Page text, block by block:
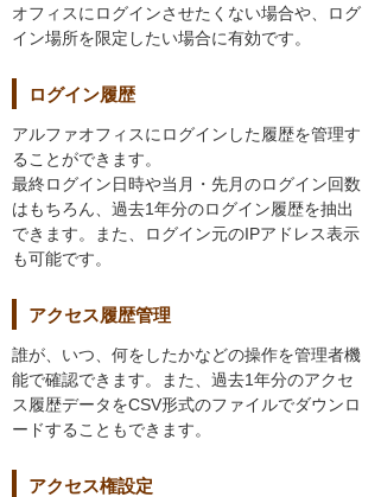
オフィスにログインさせたくない場合や、ログ
イン場所を限定したい場合に有効です。
ログイン履歴
アルファオフィスにログインした履歴を管理す
ることができます。
最終ログイン日時や当月・先月のログイン回数
はもちろん、過去1年分のログイン履歴を抽出
できます。また、ログイン元のIPアドレス表示
も可能です。
アクセス履歴管理
誰が、いつ、何をしたかなどの操作を管理者機
能で確認できます。また、過去1年分のアクセ
ス履歴データをCSV形式のファイルでダウンロ
ードすることもできます。
アクセス権設定